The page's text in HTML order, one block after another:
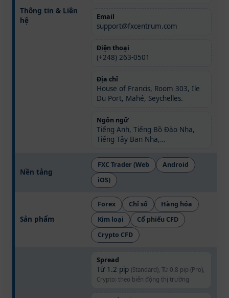
Thông tin & Liên
hệ
Email
support@fxcentrum.com
Điện thoại
(+248) 263-0501
Địa chỉ
House of Francis, Room 303, Ile
Du Port, Mahé, Seychelles.
Ngôn ngữ
Tiếng Anh, Tiếng Bồ Đào Nha,
Tiếng Tây Ban Nha,…
Nền tảng
FXC Trader (Web
Android
iOS)
Sản phẩm
Forex Chỉ số
Hàng hóa
Kim loại
Cổ phiếu CFD
Crypto CFD
Spread
Từ 1.2 pip (Standard), Từ 0.8 pip (Pro),
Crypto: theo biến động thị trường